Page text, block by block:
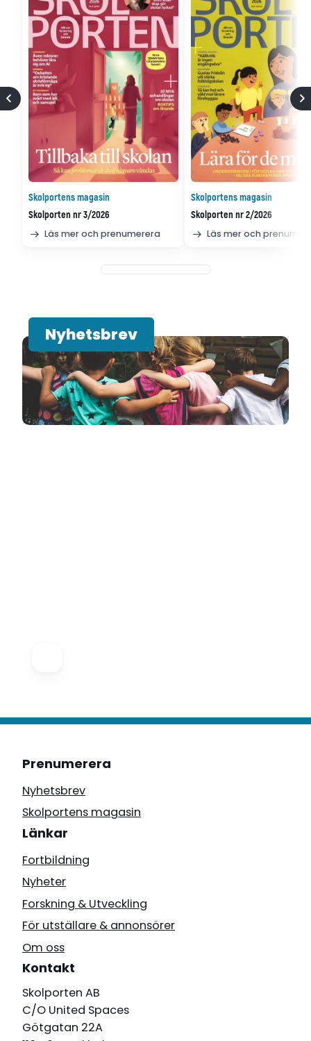
Skolportens magasin
Skolporten nr 3/2026
Läs mer och prenumerera
Skolportens magasin
Skolporten nr 2/2026
Läs mer och
Nyhetsbrev
Prenumerera
Nyhetsbrev
Skolportens magasin
Länkar
Fortbildning
Nyheter
Forskning & Utveckling
För utställare & annonsörer
Om oss
Kontakt
Skolporten AB
C/O United Spaces
Götgatan 22A